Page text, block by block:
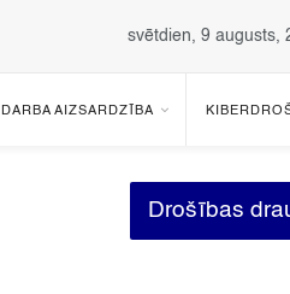
svētdien, 9 augusts,
DARBA AIZSARDZĪBA
Drošības